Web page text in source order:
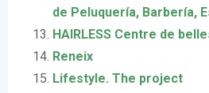
de Peluquería, Barbería,
HAIRLESS Centre de
Reneix
Lifestyle. The project